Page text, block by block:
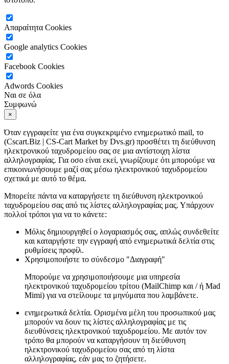
Απαραίτητα Cookies
Google analytics Cookies
Facebook Cookies
Adwords Cookies
Ναι σε όλα
Συμφωνώ
×
Όταν εγγραφείτε για ένα συγκεκριμένο ενημερωτικό mail, το
(Cscart.Biz | CS-Cart Market by Dvs.gr) προσθέτει τη διεύθυνση
ηλεκτρονικού ταχυδρομείου σας σε μια αντίστοιχη λίστα
αλληλογραφίας. Για οσο είναι εκεί, γνωρίζουμε ότι μπορούμε να
επικοινωνήσουμε μαζί σας μέσω ηλεκτρονικού ταχυδρομείου
σχετικά με αυτό το θέμα.
Μπορείτε πάντα να καταργήσετε τη διεύθυνση ηλεκτρονικού
ταχυδρομείου σας από τις λίστες αλληλογραφίας μας. Υπάρχουν
πολλοί τρόποι για να το κάνετε:
Μόλις δημιουργηθεί ο λογαριασμός σας, απλώς συνδεθείτε
και καταργήστε την εγγραφή από ενημερωτικά δελτία στις
ρυθμίσεις προφίλ.
Χρησιμοποιήστε το σύνδεσμο "Διαγραφή"
Μπορούμε να χρησιμοποιήσουμε μια υπηρεσία
ηλεκτρονικού ταχυδρομείου τρίτου (MailChimp και / ή Mad
Mimi) για να στείλουμε τα μηνύματα που λαμβάνετε.
ενημερωτικά δελτία. Ορισμένα μέλη του προσωπικού μας
μπορούν να δουν τις λίστες αλληλογραφίας με τις
διευθύνσεις ηλεκτρονικού ταχυδρομείου. Με αυτόν τον
τρόπο θα μπορούν να καταργήσουν τη διεύθυνση
ηλεκτρονικού ταχυδρομείου σας από τη λίστα
αλληλογραφίας, εάν μας το ζητήσετε.